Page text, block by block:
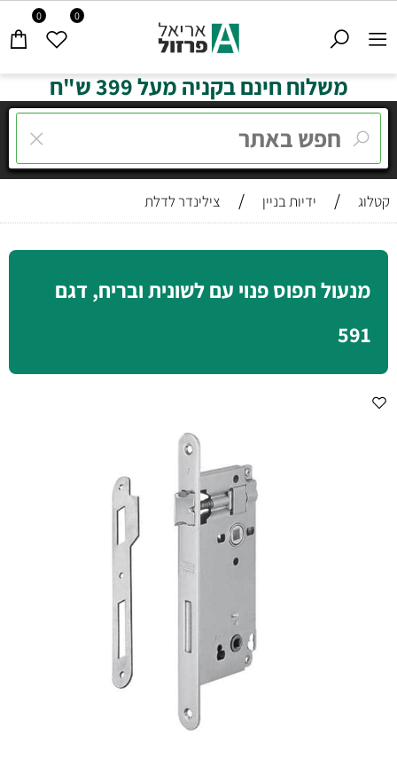
0 0
משלוח חינם בקניה מעל 399 ש"ח
קטלוג / ידיות בניין / צילינדר לדלת
מנעול תפוס פנוי עם לשונית ובריח, דגם
591